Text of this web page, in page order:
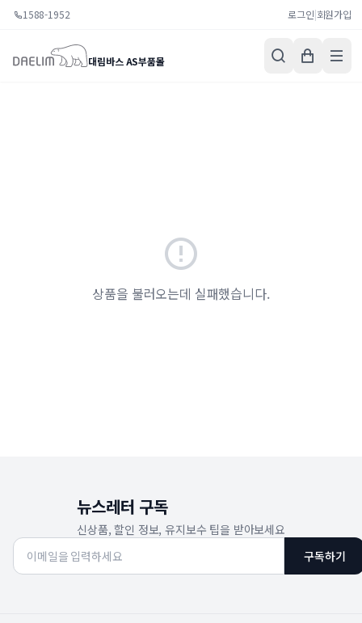
1588-1952 로그인|회원가입
대림바스 AS부품몰
상품을 불러오는데 실패했습니다.
뉴스레터 구독
신상품, 할인 정보, 유지보수 팁을 받아보세요
구독하기